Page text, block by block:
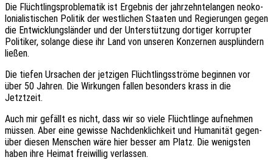
Die Flücht­lings­pro­ble­ma­tik ist Ergeb­nis der jahr­zehn­te­lan­gen neoko­
lo­nia­lis­ti­schen Poli­tik der west­li­chen Staa­ten und Regie­run­gen gegen
die Entwick­lungs­län­der und der Unter­stüt­zung dorti­ger korrup­ter
Poli­ti­ker, solan­ge diese ihr Land von unse­ren Konzer­nen ausplün­dern
ließen.
Die tiefen Ursa­chen der jetzi­gen Flücht­lings­strö­me begin­nen vor
über 50 Jahren. Die Wirkun­gen fallen beson­ders krass in die
Jetztzeit.
Auch mir gefällt es nicht, dass wir so viele Flücht­lin­ge aufneh­men
müssen. Aber eine gewis­se Nach­denk­lich­keit und Huma­ni­tät gegen­
über diesen Menschen wäre hier besser am Platz. Die wenigs­ten
haben ihre Heimat frei­wil­lig verlassen.